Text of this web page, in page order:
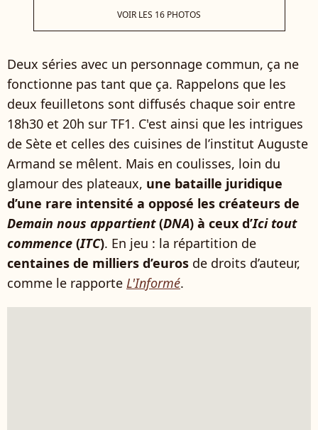
VOIR LES 16 PHOTOS
Deux séries avec un personnage commun, ça ne
fonctionne pas tant que ça. Rappelons que les
deux feuilletons sont diffusés chaque soir entre
18h30 et 20h sur TF1. C'est ainsi que les intrigues
de Sète et celles des cuisines de l’institut Auguste
Armand se mêlent. Mais en coulisses, loin du
glamour des plateaux, une bataille juridique
d’une rare intensité a opposé les créateurs de
Demain nous appartient(DNA) à ceux d’Ici tout
commence (ITC). En jeu : la répartition de
centaines de milliers d’euros de droits d’auteur,
comme le rapporte L'Informé.